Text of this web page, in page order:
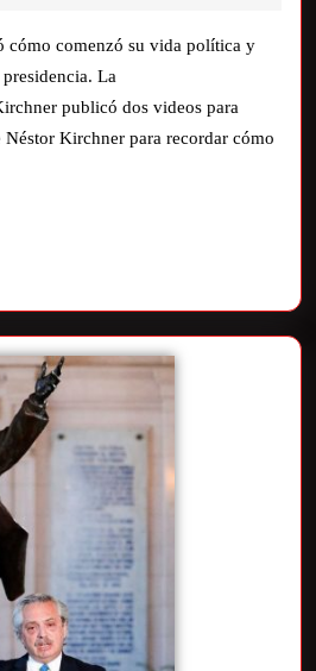
cómo comenzó su vida política y
La
publicó dos videos para
Kirchner para recordar cómo